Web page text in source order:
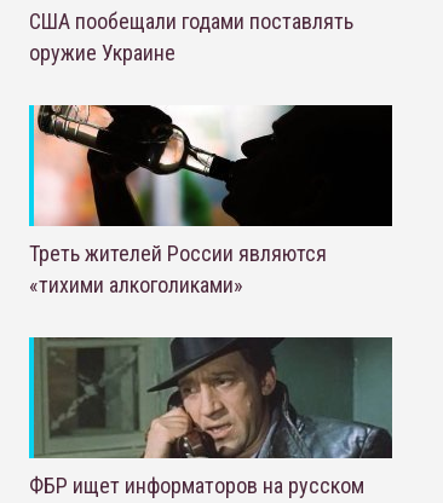
США пообещали годами поставлять
оружие Украине
Треть жителей России являются
«тихими алкоголиками»
ФБР ищет информаторов на русском